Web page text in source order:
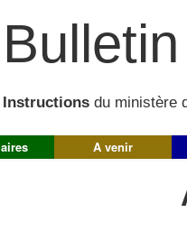
Instructions du ministère
A venir